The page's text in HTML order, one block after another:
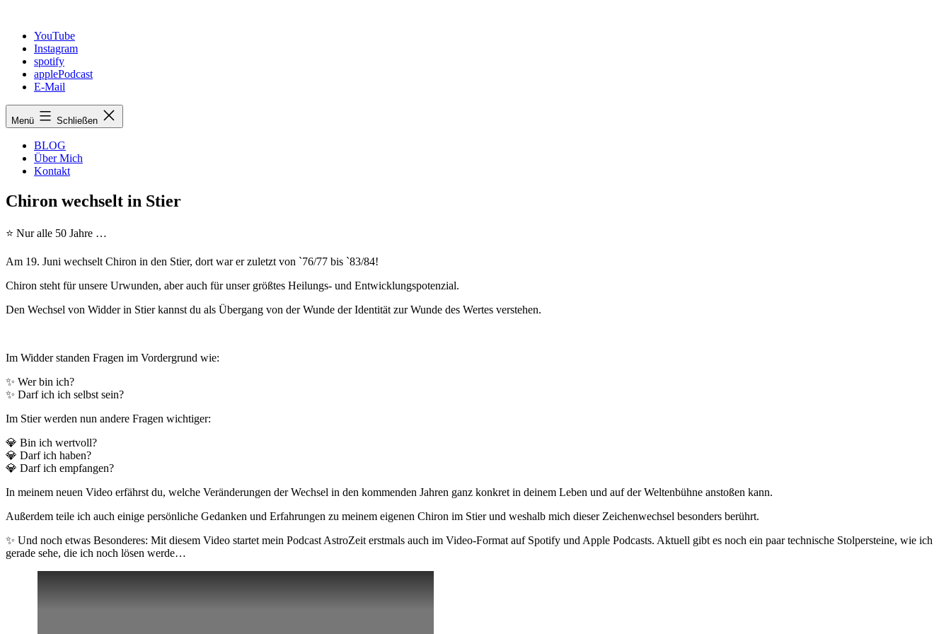
springenYouTube
Instagram
spotify
applePodcast
E-Mail
Menü Schließen
BLOG
Über Mich
Kontakt
Chiron wechselt in Stier
⭐️ Nur alle 50 Jahre …
Am 19. Juni wechselt Chiron in den Stier, dort war er zuletzt von `76/77 bis `83/84!
Chiron steht für unsere Urwunden, aber auch für unser größtes Heilungs- und Entwicklungspotenzial.
Den Wechsel von Widder in Stier kannst du als Übergang von der Wunde der Identität zur Wunde des Wertes verstehen.
Im Widder standen Fragen im Vordergrund wie:
✨ Wer bin ich?
✨ Darf ich ich selbst sein?
Im Stier werden nun andere Fragen wichtiger:
💎 Bin ich wertvoll?
💎 Darf ich haben?
💎 Darf ich empfangen?
In meinem neuen Video erfährst du, welche Veränderungen der Wechsel in den kommenden Jahren ganz konkret in deinem Leben und auf der Weltenbühne anstoßen kann.
Außerdem teile ich auch einige persönliche Gedanken und Erfahrungen zu meinem eigenen Chiron im Stier und weshalb mich dieser Zeichenwechsel besonders berührt.
✨ Und noch etwas Besonderes: Mit diesem Video startet mein Podcast AstroZeit erstmals auch im Video-Format auf Spotify und Apple Podcasts. Aktuell gibt es noch ein paar technische Stolpersteine, wie ich
gerade sehe, die ich noch lösen werde…